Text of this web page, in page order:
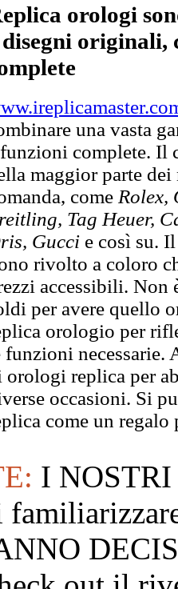
orologi
disegni originali,
una vasta
complete. Il
maggior parte
come Rolex,
Tag Heuer,
Gucci e così su.
rivolto a coloro
accessibili. Non
per avere quello
orologio per
funzioni necessarie.
orologi replica per
occasioni. Si
come un regalo
I